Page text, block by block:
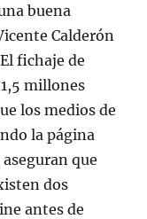
buena
Calderón
fichaje de
millones
los medios de
la página
que
dos
antes de